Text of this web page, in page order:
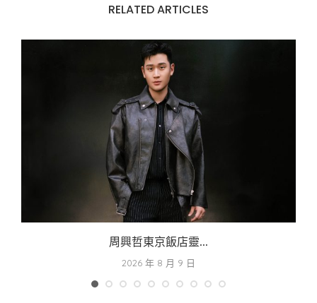
RELATED ARTICLES
周興哲東京飯店靈...
2026 年 8 月 9 日